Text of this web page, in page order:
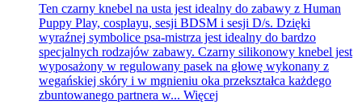
Ten czarny knebel na usta jest idealny do zabawy z Human
Puppy Play, cosplayu, sesji BDSM i sesji D/s. Dzięki
wyraźnej symbolice psa-mistrza jest idealny do bardzo
specjalnych rodzajów zabawy. Czarny silikonowy knebel jest
wyposażony w regulowany pasek na głowę wykonany z
wegańskiej skóry i w mgnieniu oka przekształca każdego
zbuntowanego partnera w... Więcej